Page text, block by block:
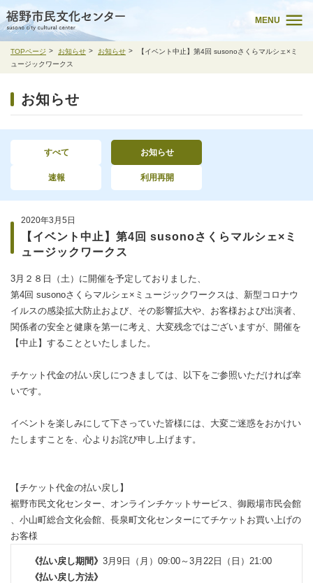
MENU
TOPページ お知らせ お知らせ
【イベント中止】第4回 susonoさくらマルシェ×ミ
ュージックワークス
お知らせ
すべて お知らせ
速報 利用再開
2020年3月5日
【イベント中止】第4回 susonoさくらマルシェ×ミ
ュージックワークス
3月２８日（土）に開催を予定しておりました、
第4回 susonoさくらマルシェ×ミュージックワークスは、新型コロナウ
イルスの感染拡大防止および、その影響拡大や、お客様および出演者、
関係者の安全と健康を第一に考え、大変残念ではございますが、開催を
【中止】することといたしました。
チケット代金の払い戻しにつきましては、以下をご参照いただければ幸
いです。
イベントを楽しみにして下さっていた皆様には、大変ご迷惑をおかけい
たしますことを、心よりお詫び申し上げます。
【チケット代金の払い戻し】
裾野市民文化センター、オンラインチケットサービス、御殿場市民会館
、小山町総合文化会館、長泉町文化センターにてチケットお買い上げの
お客様
《払い戻し期間》 3月9日（月）09:00～3月22日（日）21:00
《払い戻し方法》